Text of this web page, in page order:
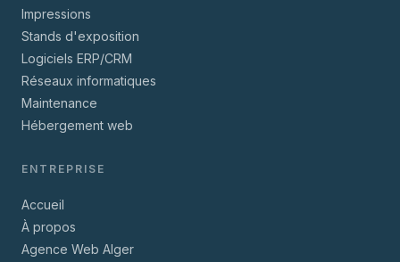
Impressions
Stands d'exposition
Logiciels ERP/CRM
Réseaux informatiques
Maintenance
Hébergement web
ENTREPRISE
Accueil
À propos
Agence Web Alger